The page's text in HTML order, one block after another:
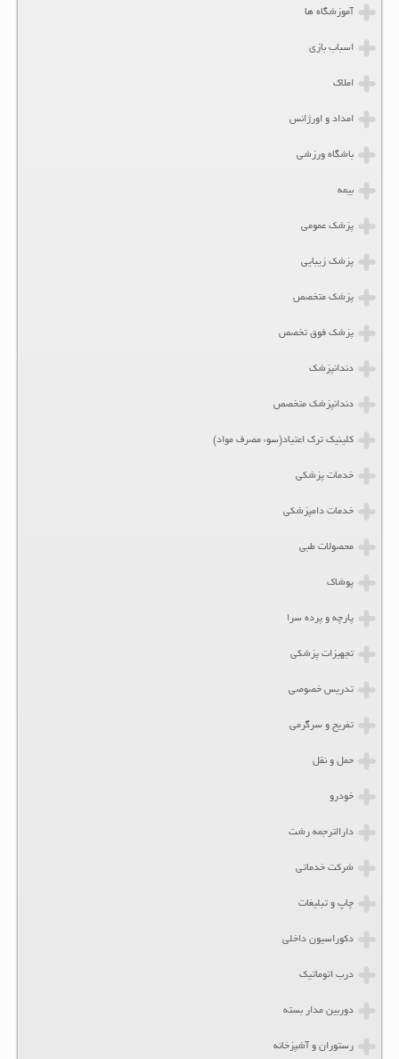
آموزشگاه ها
اسباب بازی
املاک
امداد و اورژانس
باشگاه ورزشی
بیمه
پزشک عمومی
پزشک زیبایی
پزشک متخصص
پزشک فوق تخصص
دندانپزشک
دندانپزشک متخصص
کلینیک ترک اعتیاد(سوء مصرف مواد)
خدمات پزشکی
خدمات دامپزشکی
محصولات طبی
پوشاک
پارچه و پرده سرا
تجهیزات پزشکی
تدریس خصوصی
تفریح و سرگرمی
حمل و نقل
خودرو
دارالترجمه رشت
شرکت خدماتی
چاپ و تبلیغات
دکوراسیون داخلی
درب اتوماتیک
دوربین مدار بسته
رستوران و آشپزخانه